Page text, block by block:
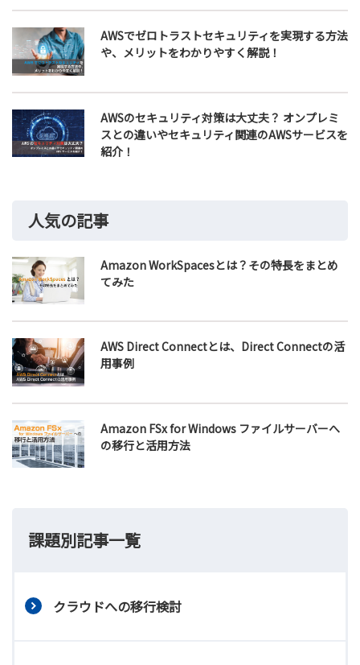
AWSでゼロトラストセキュリティを実現する方法
や、メリットをわかりやすく解説！
AWSのセキュリティ対策は大丈夫？ オンプレミ
スとの違いやセキュリティ関連のAWSサービスを
紹介！
人気の記事
Amazon WorkSpacesとは？その特長をまとめ
てみた
AWS Direct Connectとは、Direct Connectの活
用事例
Amazon FSx for Windows ファイルサーバーへ
の移行と活用方法
課題別記事一覧
クラウドへの移行検討